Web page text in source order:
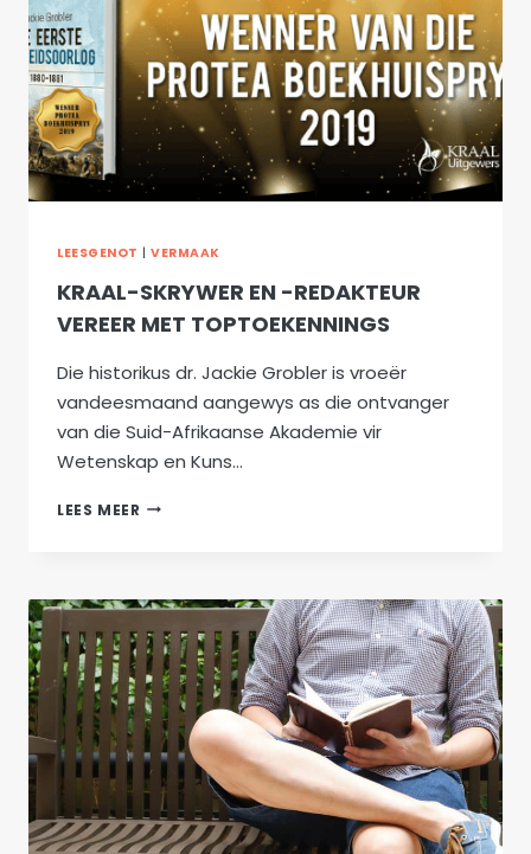
LEESGENOT |VERMAAK
KRAAL-SKRYWER EN -REDAKTEUR
VEREER MET TOPTOEKENNINGS
Die historikus dr. Jackie Grobler is vroeër
vandeesmaand aangewys as die ontvanger
van die Suid-Afrikaanse Akademie vir
Wetenskap en Kuns…
LEES MEER KRAAL-
REDAKTEUR
MET
TOPTOEKENNINGS